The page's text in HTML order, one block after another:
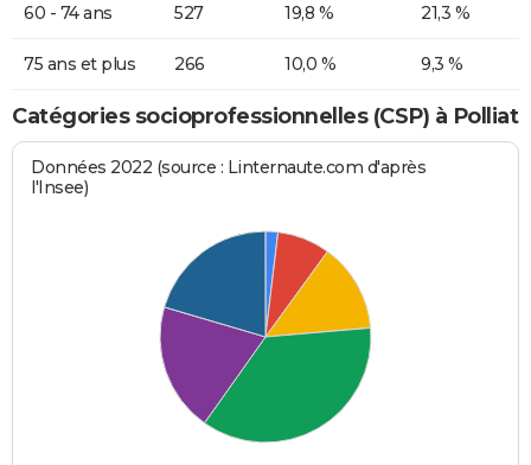
60 - 74 ans 527 19,8 % 21,3 %
75 ans et plus 266 10,0 % 9,3 %
Catégories socioprofessionnelles (CSP) à Polliat
Données 2022 (source : Linternaute.com d'après
l'Insee)